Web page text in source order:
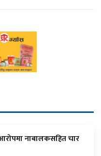
नाबालकसहित चार